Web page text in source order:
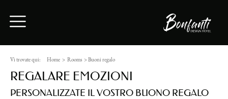
Vi trovate qui: Home > Rooms >Buoni regalo
REGALARE EMOZIONI
PERSONALIZZATE IL VOSTRO BUONO REGALO